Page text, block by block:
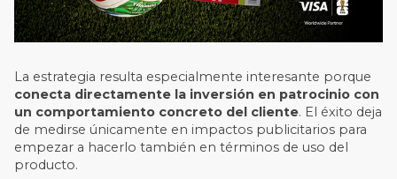
La estrategia resulta especialmente interesante porque
conecta directamente la inversión en patrocinio con
un comportamiento concreto del cliente. El éxito deja
de medirse únicamente en impactos publicitarios para
empezar a hacerlo también en términos de uso del
producto.